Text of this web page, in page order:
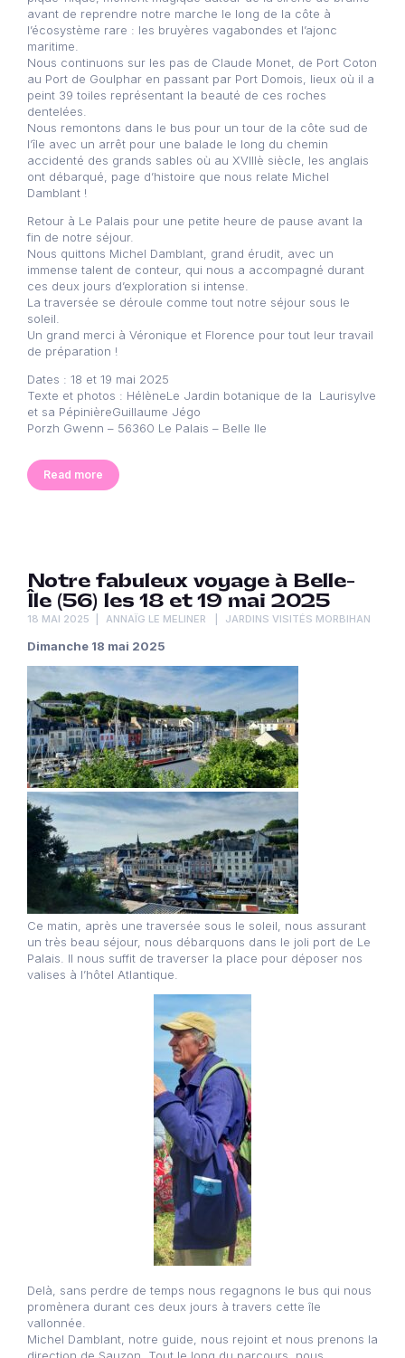
avant de reprendre notre marche le long de la côte à
l’écosystème rare : les bruyères vagabondes et l’ajonc
maritime.
Nous continuons sur les pas de Claude Monet, de Port Coton
au Port de Goulphar en passant par Port Domois, lieux où il a
peint 39 toiles représentant la beauté de ces roches
dentelées.
Nous remontons dans le bus pour un tour de la côte sud de
l’île avec un arrêt pour une balade le long du chemin
accidenté des grands sables où au XVIIIè siècle, les anglais
ont débarqué, page d’histoire que nous relate Michel
Damblant !
Retour à Le Palais pour une petite heure de pause avant la
fin de notre séjour.
Nous quittons Michel Damblant, grand érudit, avec un
immense talent de conteur, qui nous a accompagné durant
ces deux jours d’exploration si intense.
La traversée se déroule comme tout notre séjour sous le
soleil.
Un grand merci à Véronique et Florence pour tout leur travail
de préparation !
Dates : 18 et 19 mai 2025
Texte et photos : HélèneLe Jardin botanique de la Laurisylve
et sa PépinièreGuillaume Jégo
Porzh Gwenn – 56360 Le Palais – Belle Ile
Read more
Notre fabuleux voyage à Belle-
Île (56) les 18 et 19 mai 2025
18 MAI 2025 ANNAÏG LE MELINER JARDINS VISITÉS MORBIHAN
Dimanche 18 mai 2025
Ce matin, après une traversée sous le soleil, nous assurant
un très beau séjour, nous débarquons dans le joli port de Le
Palais. Il nous suffit de traverser la place pour déposer nos
valises à l’hôtel Atlantique.
Delà, sans perdre de temps nous regagnons le bus qui nous
promènera durant ces deux jours à travers cette île
vallonnée.
Michel Damblant, notre guide, nous rejoint et nous prenons la